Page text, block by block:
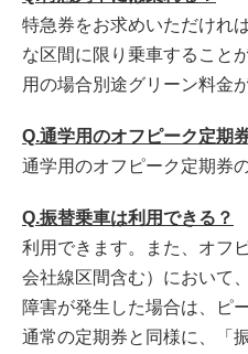
特急券をお求めいただけれ
な区間に限り乗車すること
用の場合別途グリーン料金
Q.通学用のオフピーク定期
通学用のオフピーク定期券
Q.振替乗車は利用できる？
利用できます。また、オフ
会社線区間含む）において
障害が発生した場合は、ピ
通常の定期券と同様に、「